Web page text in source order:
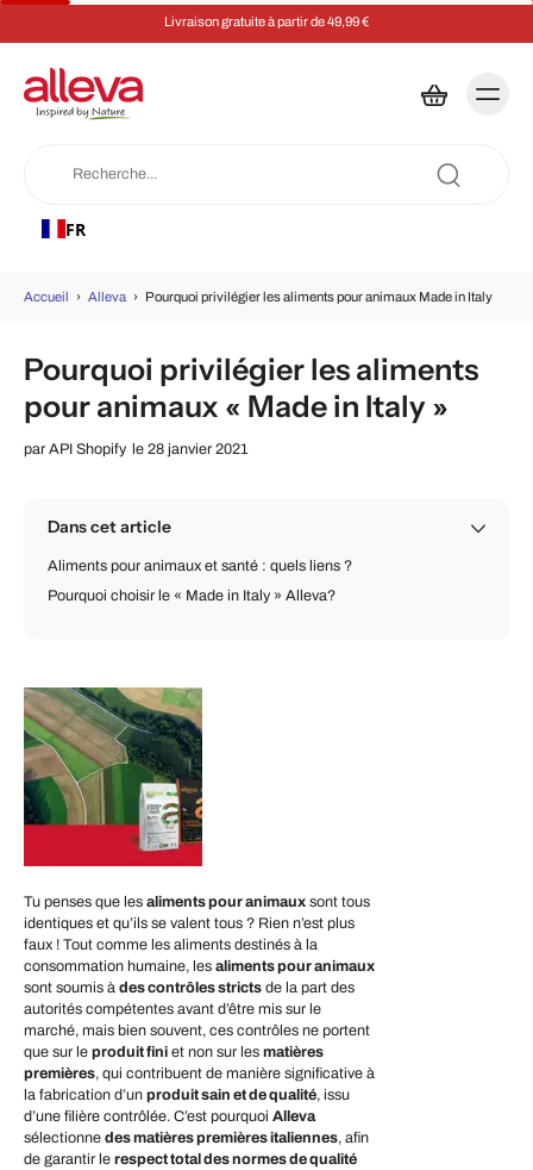
Économisez 5 % sur chaque commande grâce à
FR
Accueil › Alleva › Pourquoi privilégier les aliments pour animaux Made in Italy
Pourquoi privilégier les aliments
pour animaux « Made in Italy »
par API Shopify le 28 janvier 2021
Dans cet article
Aliments pour animaux et santé : quels liens ?
Pourquoi choisir le « Made in Italy » Alleva?
Tu penses que les aliments pour animaux sont tous
identiques et qu’ils se valent tous ? Rien n’est plus
faux ! Tout comme les aliments destinés à la
consommation humaine, les aliments pour animaux
sont soumis à des contrôles stricts de la part des
autorités compétentes avant d’être mis sur le
marché, mais bien souvent, ces contrôles ne portent
que sur le produit fini et non sur les matières
premières, qui contribuent de manière significative à
la fabrication d’un produit sain et de qualité, issu
d’une filière contrôlée. C’est pourquoi Alleva
sélectionne des matières premières italiennes, afin
de garantir le respect total des normes de qualité